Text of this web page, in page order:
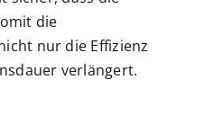
die
nur die Effizienz
verlängert.